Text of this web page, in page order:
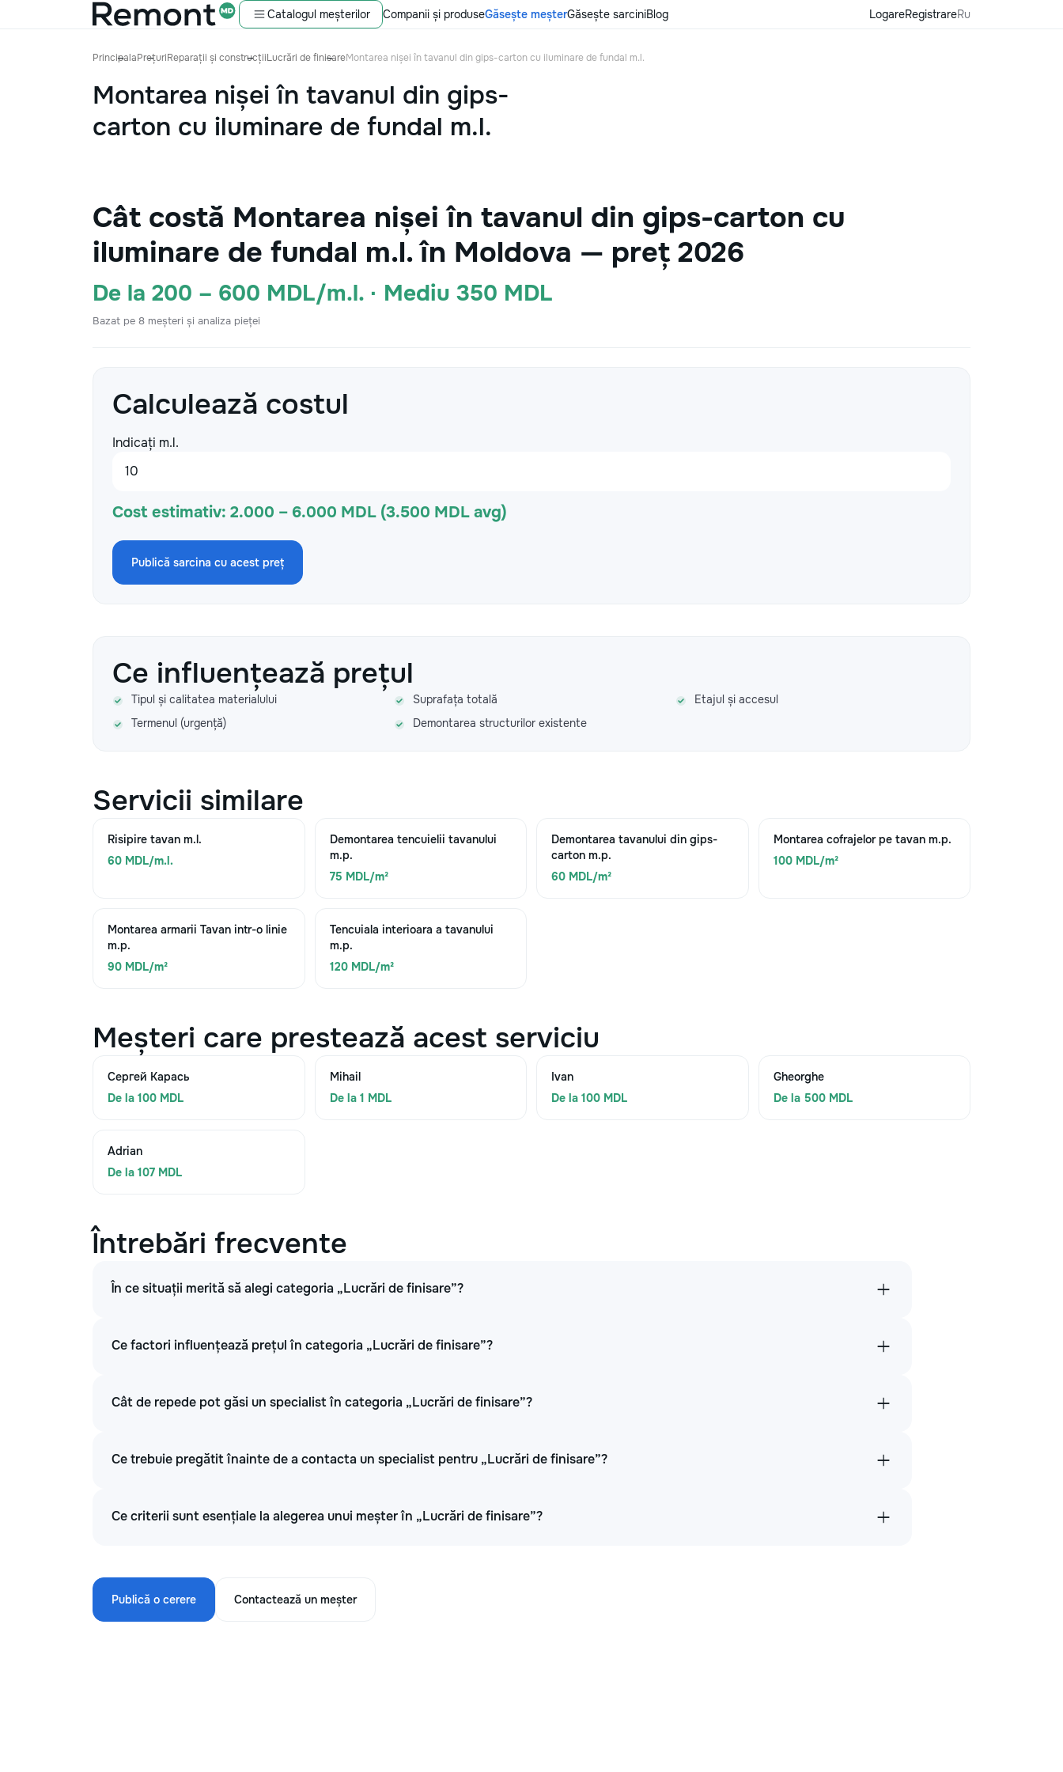
Catalogul meșterilor Companii și produseGăsește meșterGăsește sarciniBlog LogareRegistrareRu
PrincipalaPrețuriReparații și construcțiiLucrări de finisareMontarea nișei în tavanul din gips-carton cu iluminare de fundal m.l.
Montarea nișei în tavanul din gips-
carton cu iluminare de fundal m.l.
Cât costă Montarea nișei în tavanul din gips-carton cu
iluminare de fundal m.l. în Moldova — preț 2026
De la 200 – 600 MDL/m.l. · Mediu 350 MDL
Bazat pe 8 meșteri și analiza pieței
Calculează costul
Indicați m.l.
Cost estimativ: 2.000 – 6.000 MDL (3.500 MDL avg)
Publică sarcina cu acest preț
Ce influențează prețul
Tipul și calitatea materialului Suprafața totală
Etajul și accesul
Termenul (urgență)
Demontarea structurilor existente
Servicii similare
Risipire tavan m.l.
60 MDL/m.l.
Demontarea tencuielii tavanului
m.p.
75 MDL/m²
Demontarea tavanului din gips-
carton m.p.
60 MDL/m²
Montarea cofrajelor pe tavan m.p.
100 MDL/m²
Montarea armarii Tavan intr-o linie
m.p.
90 MDL/m²
Tencuiala interioara a tavanului
m.p.
120 MDL/m²
Meșteri care prestează acest serviciu
Сергей Карась
De la 100 MDL
Mihail
De la 1 MDL
Ivan
De la 100 MDL
Gheorghe
De la 500 MDL
Adrian
De la 107 MDL
Întrebări frecvente
În ce situații merită să alegi categoria „Lucrări de finisare”?
Ce factori influențează prețul în categoria „Lucrări de finisare”?
Cât de repede pot găsi un specialist în categoria „Lucrări de finisare”?
Ce trebuie pregătit înainte de a contacta un specialist pentru „Lucrări de finisare”?
Ce criterii sunt esențiale la alegerea unui meșter în „Lucrări de finisare”?
Publică o cerere Contactează un meșter